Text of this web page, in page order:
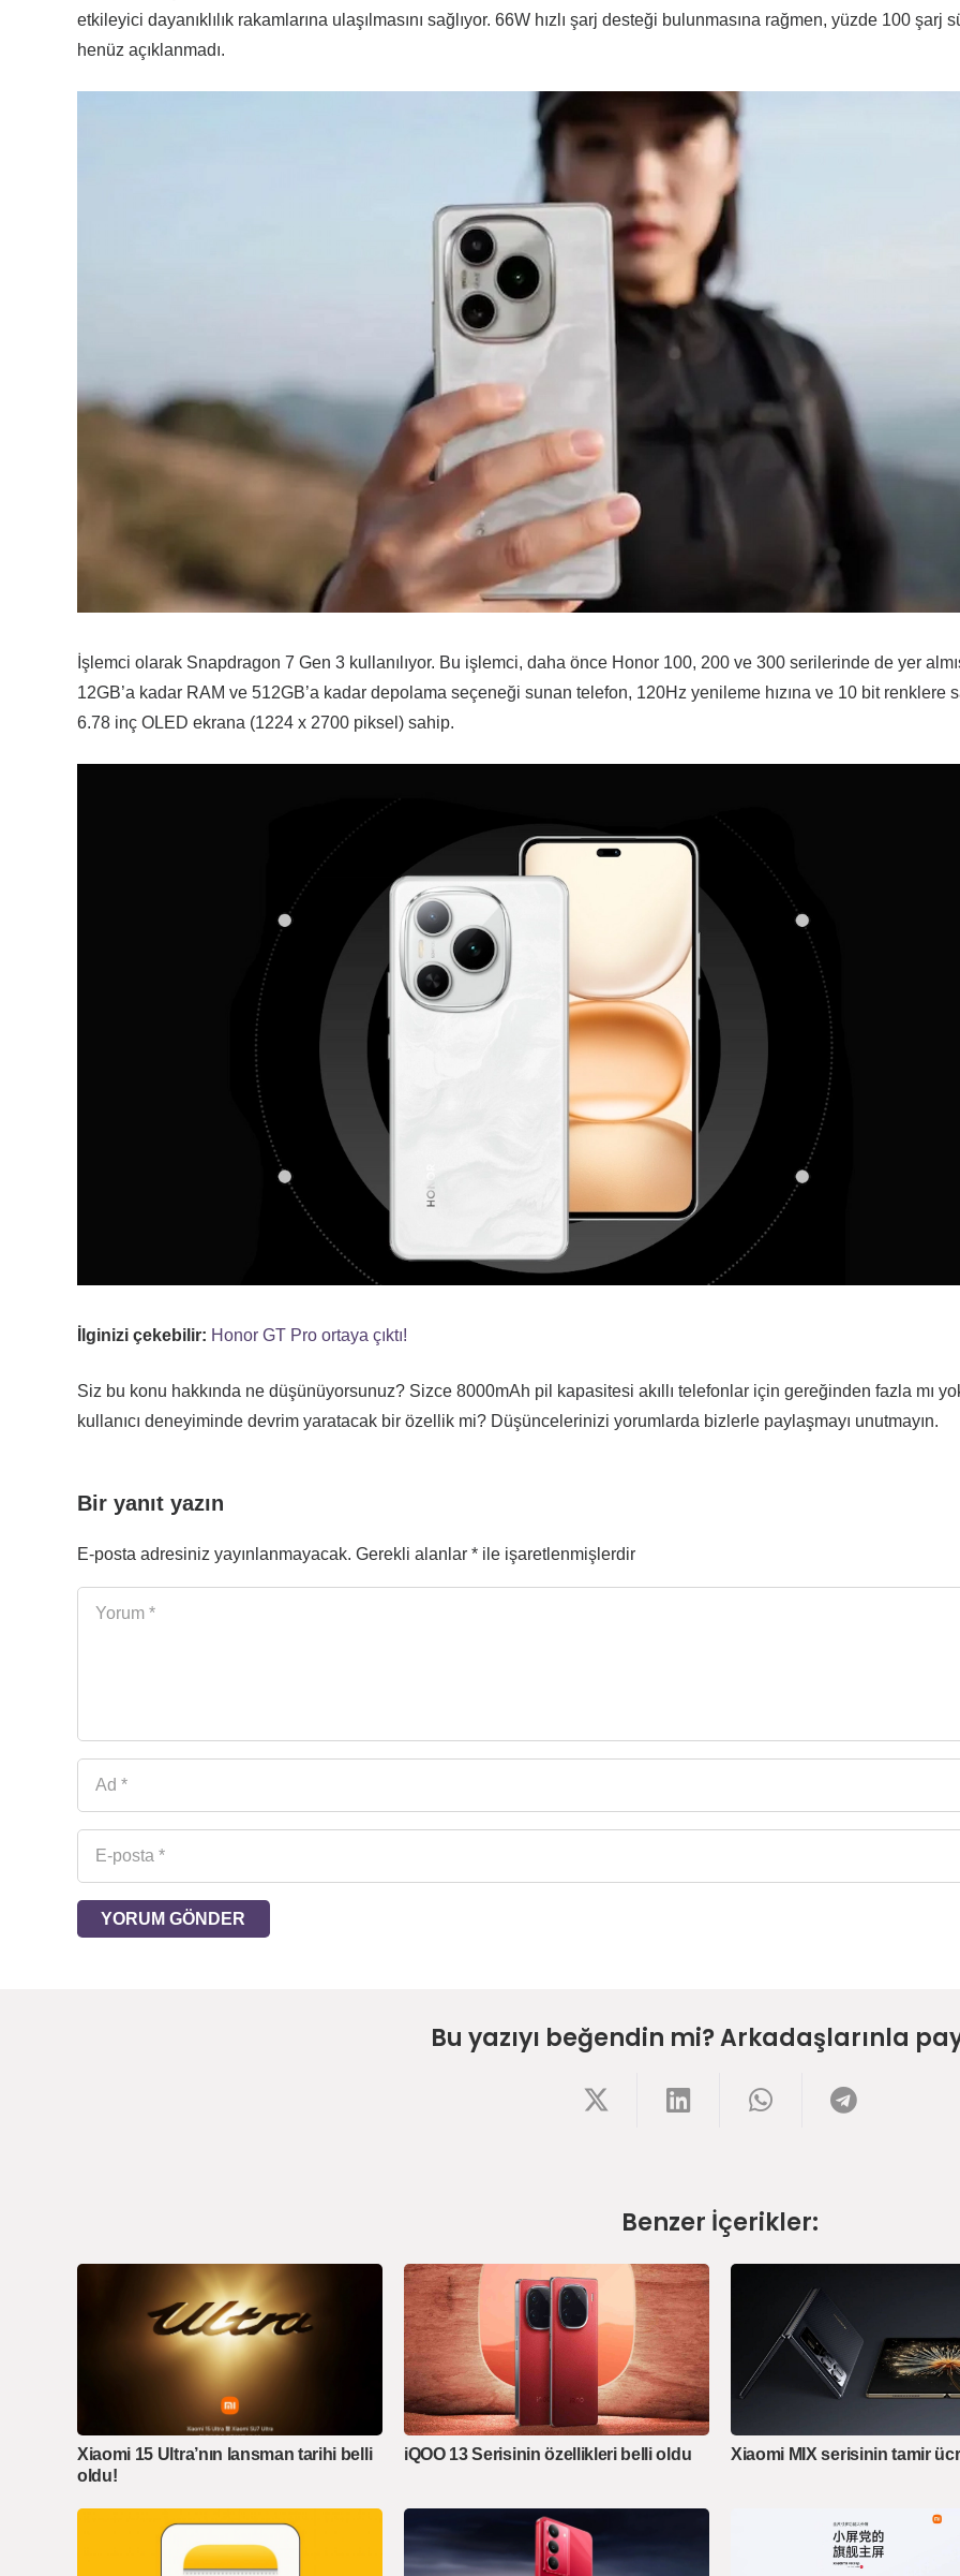
etkileyici dayanıklılık rakamlarına ulaşılmasını sağlıyor. 66W hızlı şarj desteği bulunmasına rağmen, yüzde 100 şarj
henüz açıklanmadı.
İşlemci olarak Snapdragon 7 Gen 3 kullanılıyor. Bu işlemci, daha önce Honor 100, 200 ve 300 serilerinde de yer
12GB’a kadar RAM ve 512GB’a kadar depolama seçeneği sunan telefon, 120Hz yenileme hızına ve 10 bit renklere
6.78 inç OLED ekrana (1224 x 2700 piksel) sahip.
İlginizi çekebilir: Honor GT Pro ortaya çıktı!
Siz bu konu hakkında ne düşünüyorsunuz? Sizce 8000mAh pil kapasitesi akıllı telefonlar için gereğinden fazla mı
kullanıcı deneyiminde devrim yaratacak bir özellik mi? Düşüncelerinizi yorumlarda bizlerle paylaşmayı unutmayın.
Bir yanıt yazın
E-posta adresiniz yayınlanmayacak. Gerekli alanlar * ile işaretlenmişlerdir
YORUM GÖNDER
Bu yazıyı beğendin mi? Arkadaşlarınla
Benzer İçerikler:
Xiaomi 15 Ultra’nın lansman tarihi belli
oldu!
iQOO 13 Serisinin özellikleri belli oldu Xiaomi MIX serisinin tamir